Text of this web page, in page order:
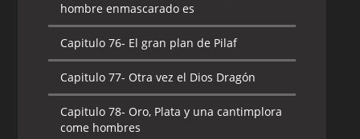
hombre enmascarado es
Capitulo 76- El gran plan de Pilaf
Capitulo 77- Otra vez el Dios Dragón
Capitulo 78- Oro, Plata y una cantimplora
come hombres